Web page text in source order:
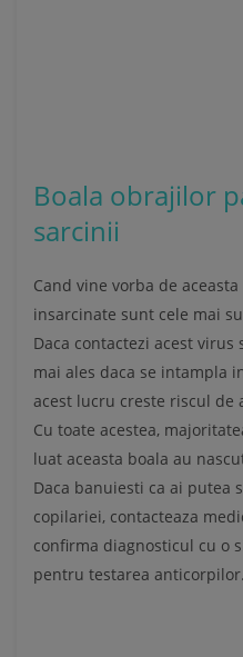
Boala obrajilor
sarcinii
Cand vine vorba de
insarcinate sunt cele mai
Daca contactezi acest
mai ales daca se intampla
acest lucru creste riscul de
Cu toate acestea,
luat aceasta boala au
Daca banuiesti ca ai putea
copilariei, contacteaza
confirma diagnosticul cu o
pentru testarea anticorpilor.